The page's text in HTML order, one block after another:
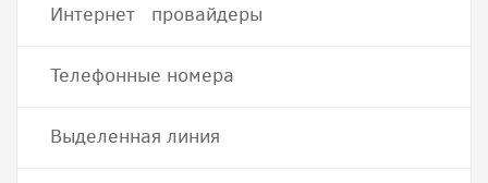
Интернет провайдеры
Телефонные номера
Выделенная линия